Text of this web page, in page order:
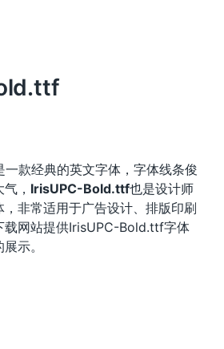
一款经典的英文字体，字体线条俊
， IrisUPC-Bold.ttf也是设计师
非常适用于广告设计、排版印刷
载网站提供IrisUPC-Bold.ttf字体
示。